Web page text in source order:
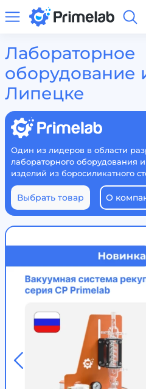
Лабораторное
оборудование
Липецке
Один из лидеров в области
лабораторного оборудования
изделий из боросиликатного
Выбрать товар О